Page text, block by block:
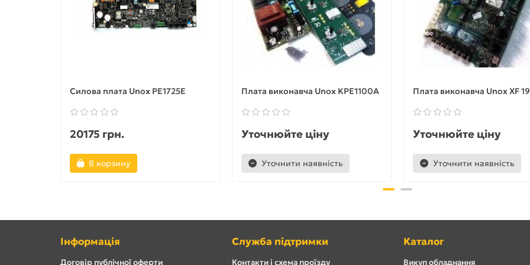
Силова плата Unox PE1725E
20175 грн.
В корзину
Плата виконавча Unox KPE1100A
Уточнюйте ціну
Уточнити наявність
Плата виконавча Unox XF
Уточнюйте ціну
Уточнити наявність
Інформація
Договір публічної оферти
Служба підтримки
Контакти і схема проїзду
Каталог
Викуп обладнання